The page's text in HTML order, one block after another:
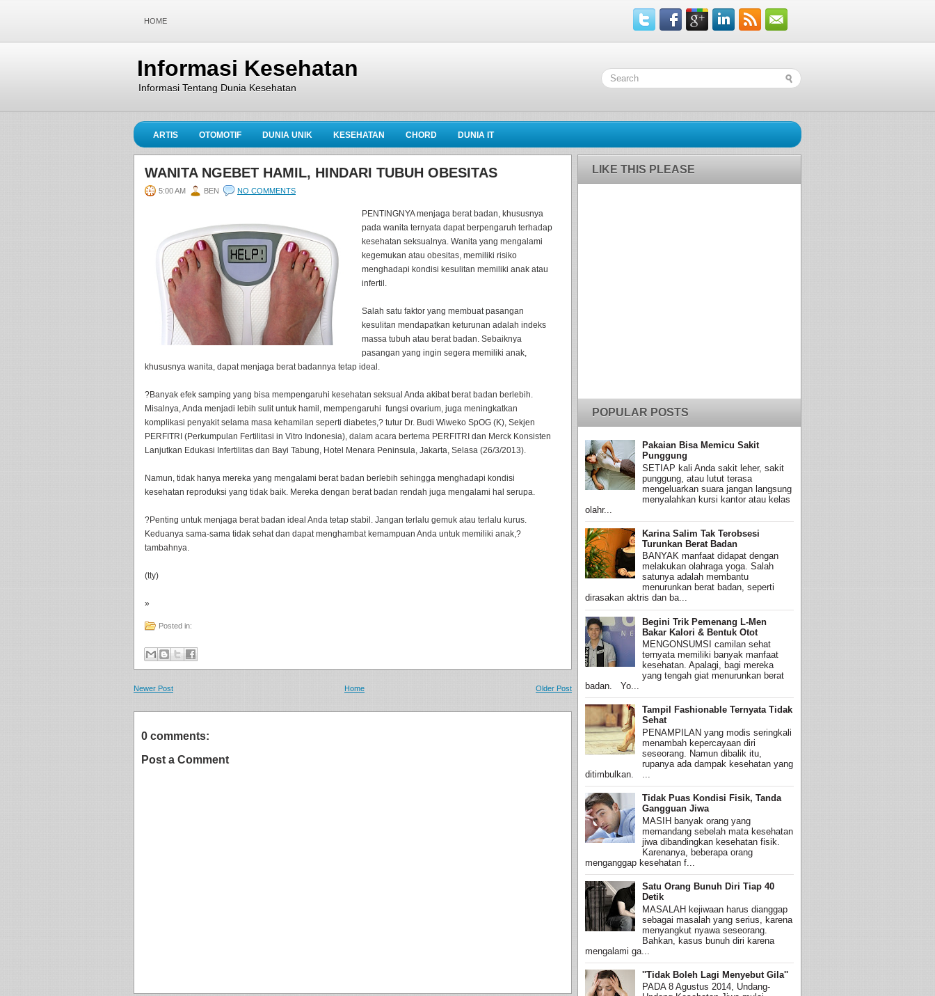
HOME
Informasi Kesehatan
Informasi Tentang Dunia Kesehatan
ARTIS OTOMOTIF DUNIA UNIK KESEHATAN CHORD DUNIA IT
WANITA NGEBET HAMIL, HINDARI TUBUH OBESITAS
5:00 AM BEN NO COMMENTS
PENTINGNYA menjaga berat badan, khususnya
pada wanita ternyata dapat berpengaruh terhadap
kesehatan seksualnya. Wanita yang mengalami
kegemukan atau obesitas, memiliki risiko
menghadapi kondisi kesulitan memiliki anak atau
infertil.
Salah satu faktor yang membuat pasangan
kesulitan mendapatkan keturunan adalah indeks
massa tubuh atau berat badan. Sebaiknya
pasangan yang ingin segera memiliki anak,
khususnya wanita, dapat menjaga berat badannya tetap ideal.
?Banyak efek samping yang bisa mempengaruhi kesehatan seksual Anda akibat berat badan berlebih.
Misalnya, Anda menjadi lebih sulit untuk hamil, mempengaruhi fungsi ovarium, juga meningkatkan
komplikasi penyakit selama masa kehamilan seperti diabetes,? tutur Dr. Budi Wiweko SpOG (K), Sekjen
PERFITRI (Perkumpulan Fertilitasi in Vitro Indonesia), dalam acara bertema PERFITRI dan Merck Konsisten
Lanjutkan Edukasi Infertilitas dan Bayi Tabung, Hotel Menara Peninsula, Jakarta, Selasa (26/3/2013).
Namun, tidak hanya mereka yang mengalami berat badan berlebih sehingga menghadapi kondisi
kesehatan reproduksi yang tidak baik. Mereka dengan berat badan rendah juga mengalami hal serupa.
?Penting untuk menjaga berat badan ideal Anda tetap stabil. Jangan terlalu gemuk atau terlalu kurus.
Keduanya sama-sama tidak sehat dan dapat menghambat kemampuan Anda untuk memiliki anak,?
tambahnya.
(tty)
»
Posted in:
Newer Post Older Post
Home
0 comments:
Post a Comment
LIKE THIS PLEASE
POPULAR POSTS
Pakaian Bisa Memicu Sakit
Punggung
SETIAP kali Anda sakit leher, sakit
punggung, atau lutut terasa
mengeluarkan suara jangan langsung
menyalahkan kursi kantor atau kelas
olahr...
Karina Salim Tak Terobsesi
Turunkan Berat Badan
BANYAK manfaat didapat dengan
melakukan olahraga yoga. Salah
satunya adalah membantu
menurunkan berat badan, seperti
dirasakan aktris dan ba...
Begini Trik Pemenang L-Men
Bakar Kalori & Bentuk Otot
MENGONSUMSI camilan sehat
ternyata memiliki banyak manfaat
kesehatan. Apalagi, bagi mereka
yang tengah giat menurunkan berat
badan. Yo...
Tampil Fashionable Ternyata Tidak
Sehat
PENAMPILAN yang modis seringkali
menambah kepercayaan diri
seseorang. Namun dibalik itu,
rupanya ada dampak kesehatan yang
ditimbulkan. ...
Tidak Puas Kondisi Fisik, Tanda
Gangguan Jiwa
MASIH banyak orang yang
memandang sebelah mata kesehatan
jiwa dibandingkan kesehatan fisik.
Karenanya, beberapa orang
menganggap kesehatan f...
Satu Orang Bunuh Diri Tiap 40
Detik
MASALAH kejiwaan harus dianggap
sebagai masalah yang serius, karena
menyangkut nyawa seseorang.
Bahkan, kasus bunuh diri karena
mengalami ga...
''Tidak Boleh Lagi Menyebut Gila''
PADA 8 Agustus 2014, Undang-